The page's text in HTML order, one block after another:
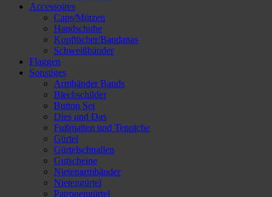
Accessoires
Caps/Mützen
Handschuhe
Kopftücher/Bandanas
Schweißbänder
Flaggen
Sonstiges
Armbänder Bands
Blechschilder
Button Set
Dies und Das
Fußmatten und Teppiche
Gürtel
Gürtelschnallen
Gutscheine
Nietenarmbänder
Nietengürtel
Patronengürtel